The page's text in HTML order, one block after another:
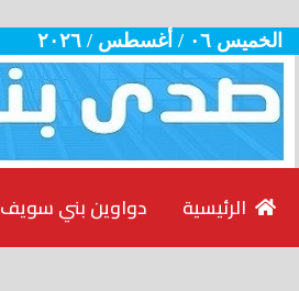
الخميس ٠٦ / أغسطس / ٢٠٢٦
دواوين بني سويف